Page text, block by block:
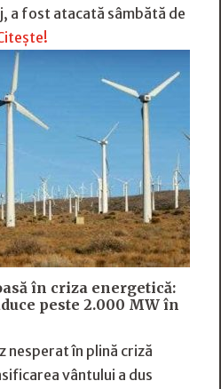
a fost atacată sâmbătă de
în criza energetică:
peste 2.000 MW în
nesperat în plină criză
vântului a dus